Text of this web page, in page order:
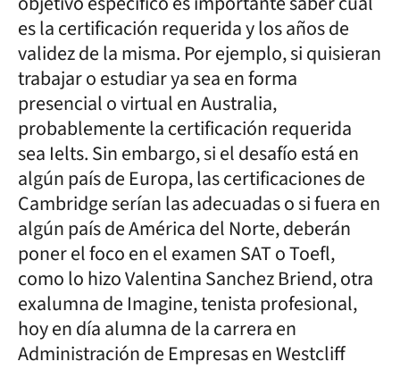
es la certificación requerida y los años de
validez de la misma. Por ejemplo, si quisieran
trabajar o estudiar ya sea en forma
presencial o virtual en Australia,
probablemente la certificación requerida
sea Ielts. Sin embargo, si el desafío está en
algún país de Europa, las certificaciones de
Cambridge serían las adecuadas o si fuera en
algún país de América del Norte, deberán
poner el foco en el examen SAT o Toefl,
como lo hizo Valentina Sanchez Briend, otra
exalumna de Imagine, tenista profesional,
hoy en día alumna de la carrera en
Administración de Empresas en Westcliff